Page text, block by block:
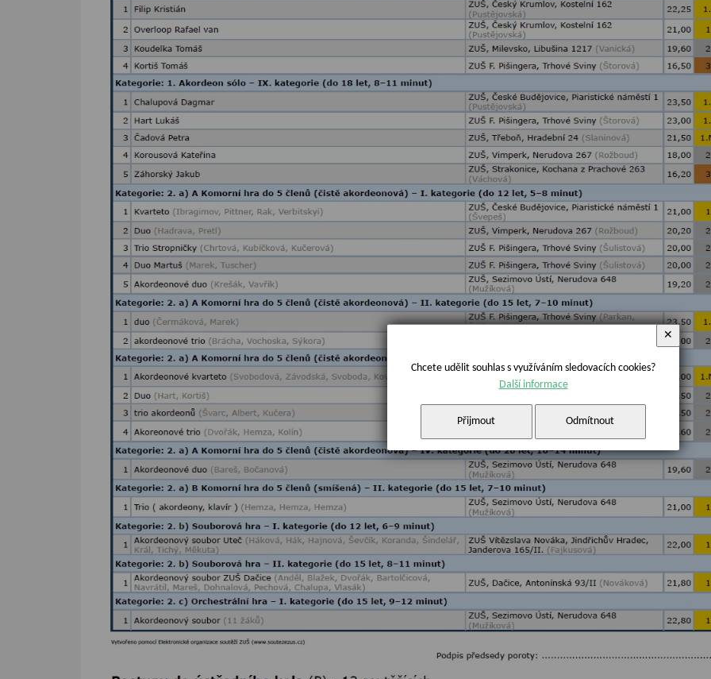
Chcete udělit souhlas s využíváním sledovacích cookies?
Další informace
Přijmout Odmítnout
✕